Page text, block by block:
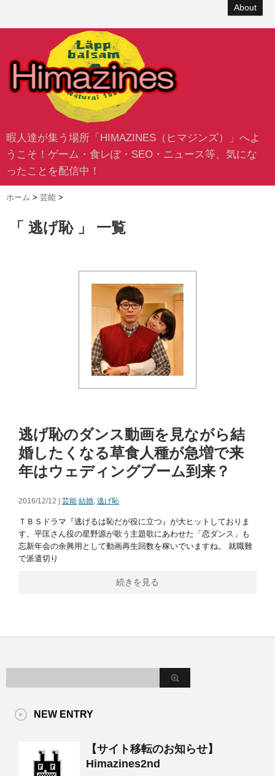
About
暇人達が集う場所「HIMAZINES（ヒマジンズ）」へよ
うこそ！ゲーム・食レぽ・SEO・ニュース等、気にな
ったことを配信中！
ホーム > 芸能 >
「 逃げ恥 」 一覧
逃げ恥のダンス動画を見ながら結
婚したくなる草食人種が急増で来
年はウェディングブーム到来？
2016/12/12 | 芸能 結婚, 逃げ恥
ＴＢＳドラマ『逃げるは恥だが役に立つ』が大ヒットしておりま
す。平匡さん役の星野源が歌う主題歌にあわせた「恋ダンス」も
忘新年会の余興用として動画再生回数を稼いでいますね。 就職難
で派遣切り
続きを見る
NEW ENTRY
【サイト移転のお知らせ】
Himazines2nd